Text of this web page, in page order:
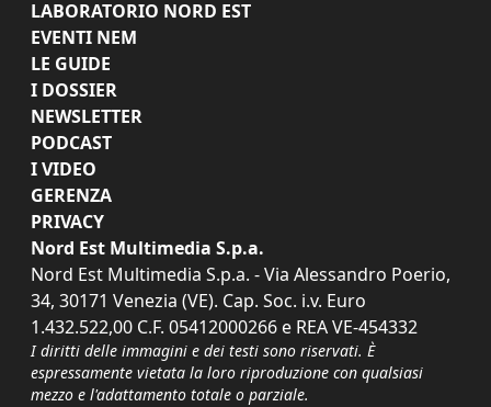
LABORATORIO NORD EST
EVENTI NEM
LE GUIDE
I DOSSIER
NEWSLETTER
PODCAST
I VIDEO
GERENZA
PRIVACY
Nord Est Multimedia S.p.a.
Nord Est Multimedia S.p.a. - Via Alessandro Poerio,
34, 30171 Venezia (VE). Cap. Soc. i.v. Euro
1.432.522,00 C.F. 05412000266 e REA VE-454332
I diritti delle immagini e dei testi sono riservati. È
espressamente vietata la loro riproduzione con qualsiasi
mezzo e l'adattamento totale o parziale.